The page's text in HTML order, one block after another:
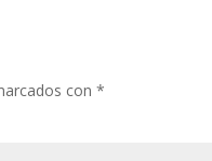
con*